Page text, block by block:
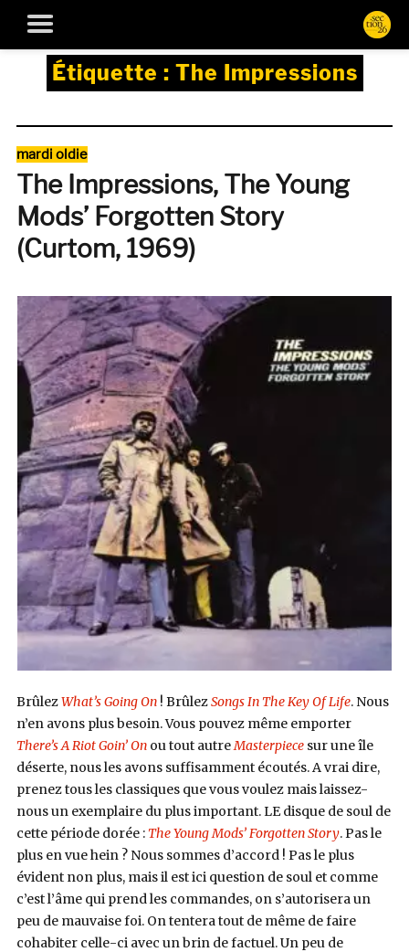
Étiquette : The Impressions
Catégories
mardi oldie
The Impressions, The Young
Mods’ Forgotten Story
(Curtom, 1969)
BrûlezWhat’s Going On ! BrûlezSongs In The Key Of Life. Nous
n’en avons plus besoin. Vous pouvez même emporter
There’s A Riot Goin’ Onou tout autreMasterpiecesur une île
déserte, nous les avons suffisamment écoutés. A vrai dire,
prenez tous les classiques que vous voulez mais laissez-
nous un exemplaire du plus important. LE disque de soul de
cette période dorée : The Young Mods’ Forgotten Story. Pas le
plus en vue hein ? Nous sommes d’accord ! Pas le plus
évident non plus, mais il est ici question de soul et comme
c’est l’âme qui prend les commandes, on s’autorisera un
peu de mauvaise foi. On tentera tout de même de faire
cohabiter celle-ci avec un brin de factuel. Un peu de